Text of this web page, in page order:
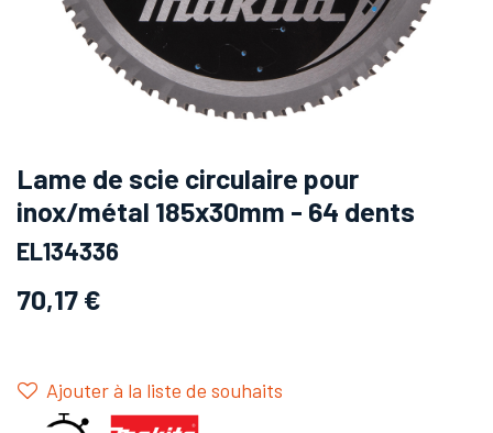
Lame de scie circulaire pour
inox/métal 185x30mm - 64 dents
EL134336
70,17 €
Ajouter à la liste de souhaits